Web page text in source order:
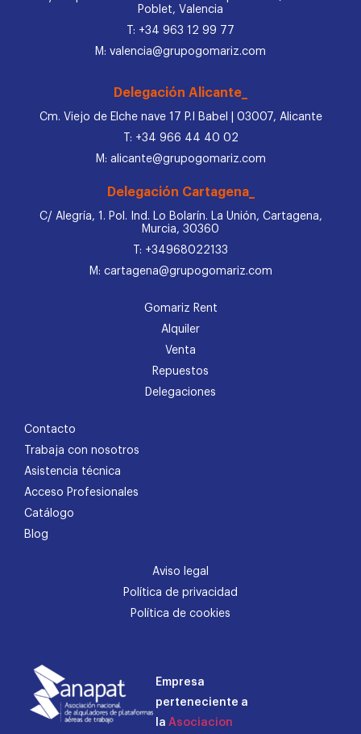
Poblet, Valencia
T: +34 963 12 99 77
M: valencia@grupogomariz.com
Delegación Alicante_
Cm. Viejo de Elche nave 17 P.I Babel | 03007, Alicante
T: +34 966 44 40 02
M: alicante@grupogomariz.com
Delegación Cartagena_
C/ Alegría, 1. Pol. Ind. Lo Bolarín. La Unión, Cartagena,
Murcia, 30360
T: +34968022133
M: cartagena@grupogomariz.com
Gomariz Rent
Alquiler
Venta
Repuestos
Delegaciones
Contacto
Trabaja con nosotros
Asistencia técnica
Acceso Profesionales
Catálogo
Blog
Aviso legal
Política de privacidad
Política de cookies
Empresa
perteneciente a
la Asociacion